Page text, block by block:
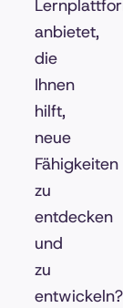
anbietet,
die
Ihnen
hilft,
neue
Fähigkeiten
zu
entdecken
und
zu
entwickeln?